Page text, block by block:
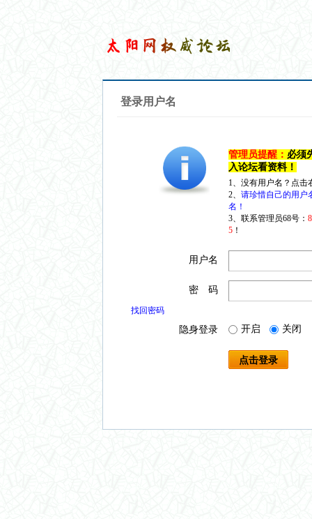
登录用户名
管理员提醒： 必须
入论坛看资料！
1、没有用户名？点
2、 请珍惜自己的用户
名！
3、联系管理员68号：
5 ！
用户名
密 码
找回密码
隐身登录 开启 关闭
点击登录